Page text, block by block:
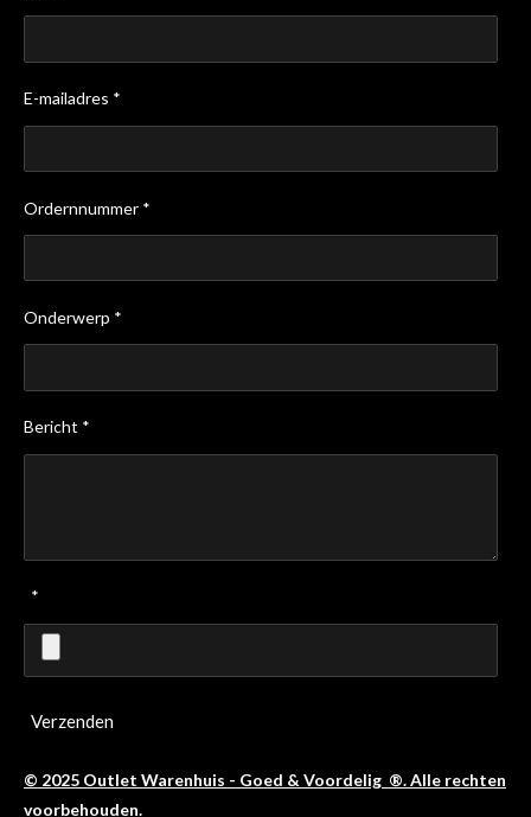
E-mailadres *
Ordernnummer *
Onderwerp *
Bericht *
*
Verzenden
© 2025 Outlet Warenhuis - Goed & Voordelig ®. Alle rechten
voorbehouden.